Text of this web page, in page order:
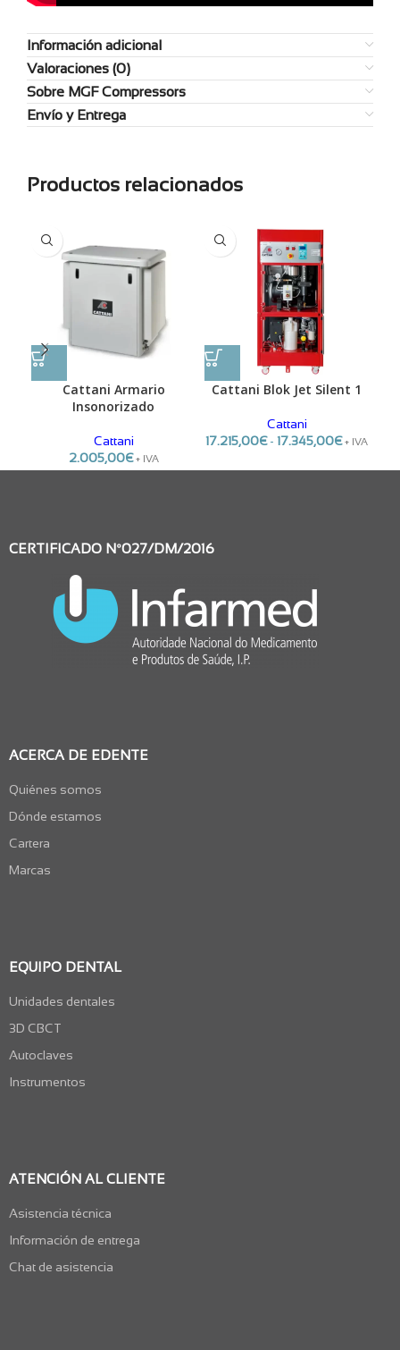
Información adicional
Valoraciones (0)
Sobre MGF Compressors
Envío y Entrega
Productos relacionados
Cattani Armario
Insonorizado
Cattani
2.005,00€ + IVA
Cattani Blok Jet Silent 1
Cattani
17.215,00€ - 17.345,00€ + IVA
CERTIFICADO Nº027/DM/2016
ACERCA DE EDENTE
Quiénes somos
Dónde estamos
Cartera
Marcas
EQUIPO DENTAL
Unidades dentales
3D CBCT
Autoclaves
Instrumentos
ATENCIÓN AL CLIENTE
Asistencia técnica
Información de entrega
Chat de asistencia